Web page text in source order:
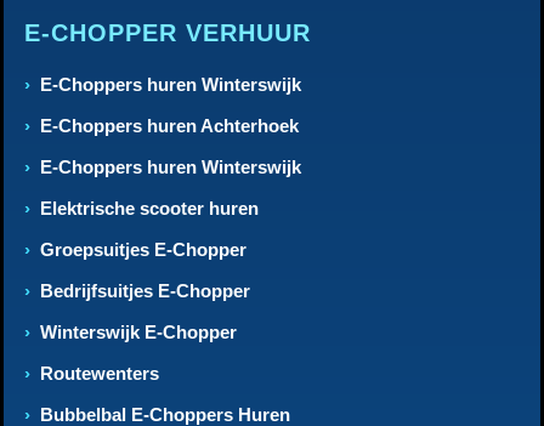
E-CHOPPER VERHUUR
E-Choppers huren Winterswijk
E-Choppers huren Achterhoek
E-Choppers huren Winterswijk
Elektrische scooter huren
Groepsuitjes E-Chopper
Bedrijfsuitjes E-Chopper
Winterswijk E-Chopper
Routewenters
Bubbelbal E-Choppers Huren